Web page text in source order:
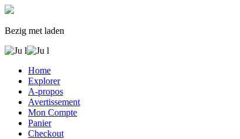
Bezig met laden
Home
Explorer
A-propos
Avertissement
Mon Compte
Panier
Checkout